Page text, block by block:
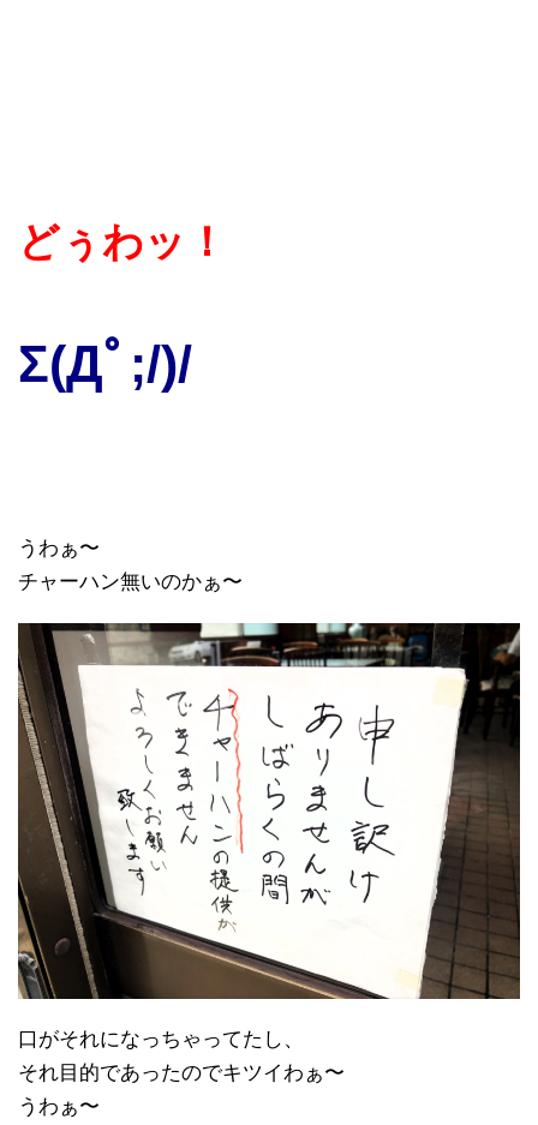
どぅわッ！
Σ(Дﾟ;/)/
うわぁ〜
チャーハン無いのかぁ〜
口がそれになっちゃってたし、
それ目的であったのでキツイわぁ〜
うわぁ〜